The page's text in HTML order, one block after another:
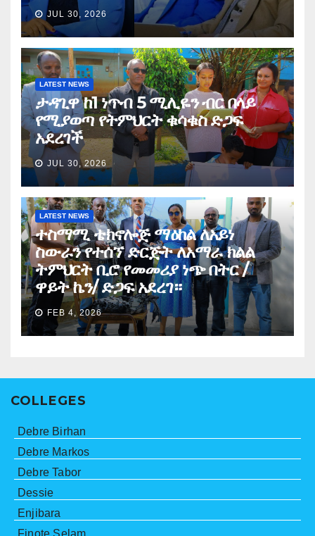
JUL 30, 2026
LATEST NEWS
ታዳጊዋ ከ1 ነጥብ 5 ሚሊዬን ብር በላይ
የሚያወጣ የትምህርት ቁሳቁስ ድጋፍ
አደረገች
JUL 30, 2026
LATEST NEWS
ተስማሚ ቴክኖሎጅ ማዕከል ለአይነ
ስውራን የተሰኘ ድርጅት ለአማራ ክልል
ትምህርት ቢሮ የመመሪያ ነጭ በትር /
ዋይት ኬን/ ድጋፍ አደረገ።
FEB 4, 2026
COLLEGES
Debre Birhan
Debre Markos
Debre Tabor
Dessie
Enjibara